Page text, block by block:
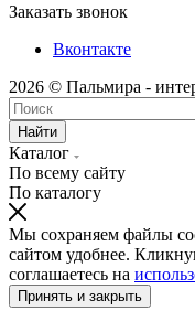
Заказать звонок
Вконтакте
2026 © Пальмира -
Найти
Каталог
По всему сайту
По каталогу
Мы сохраняем файлы
сайтом удобнее.
соглашаетесь на
Принять и закрыть